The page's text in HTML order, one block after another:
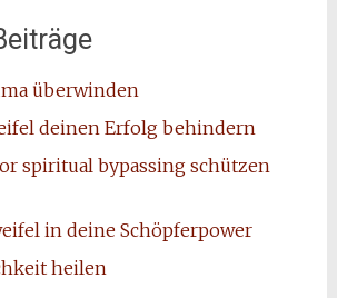
überwinden
deinen Erfolg behindern
spiritual bypassing schützen
in deine Schöpferpower
heilen